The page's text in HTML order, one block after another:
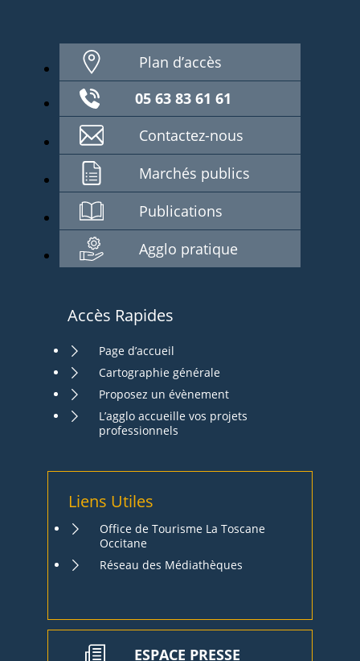
Plan d’accès
05 63 83 61 61
Contactez-nous
Marchés publics
Publications
Agglo pratique
Accès Rapides
Page d’accueil
Cartographie générale
Proposez un évènement
L’agglo accueille vos projets
professionnels
Liens Utiles
Office de Tourisme La Toscane
Occitane
Réseau des Médiathèques
ESPACE PRESSE